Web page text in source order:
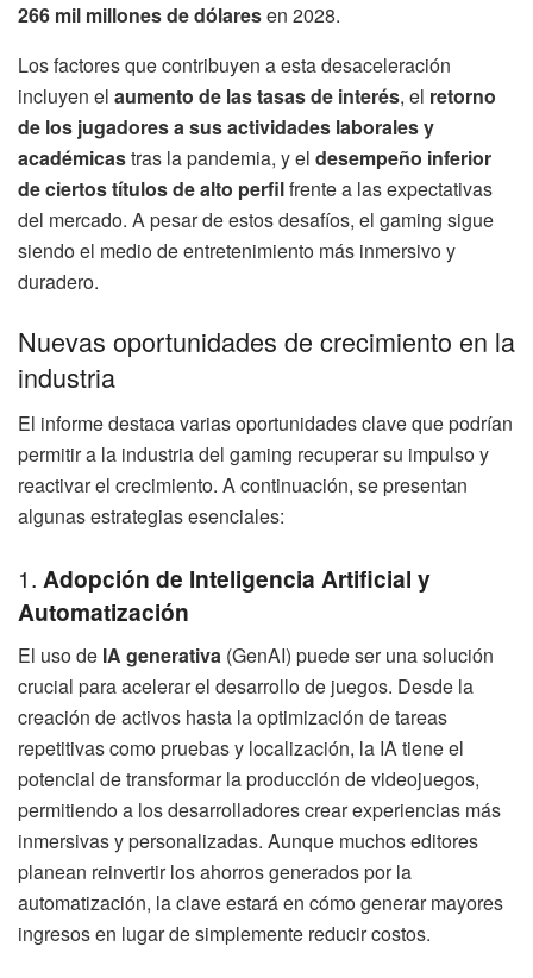
266 mil millones de dólaresen 2028.
Los factores que contribuyen a esta desaceleración
incluyen el aumento de las tasas de interés, el retorno
de los jugadores a sus actividades laborales y
académicastras la pandemia, y el desempeño inferior
de ciertos títulos de alto perfilfrente a las expectativas
del mercado. A pesar de estos desafíos, el gaming sigue
siendo el medio de entretenimiento más inmersivo y
duradero.
Nuevas oportunidades de crecimiento en la
industria
El informe destaca varias oportunidades clave que podrían
permitir a la industria del gaming recuperar su impulso y
reactivar el crecimiento. A continuación, se presentan
algunas estrategias esenciales:
1. Adopción de Inteligencia Artificial y
Automatización
El uso de IA generativa (GenAI) puede ser una solución
crucial para acelerar el desarrollo de juegos. Desde la
creación de activos hasta la optimización de tareas
repetitivas como pruebas y localización, la IA tiene el
potencial de transformar la producción de videojuegos,
permitiendo a los desarrolladores crear experiencias más
inmersivas y personalizadas. Aunque muchos editores
planean reinvertir los ahorros generados por la
automatización, la clave estará en cómo generar mayores
ingresos en lugar de simplemente reducir costos.